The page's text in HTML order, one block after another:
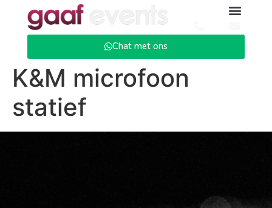
Chat met ons
K&M microfoon
statief